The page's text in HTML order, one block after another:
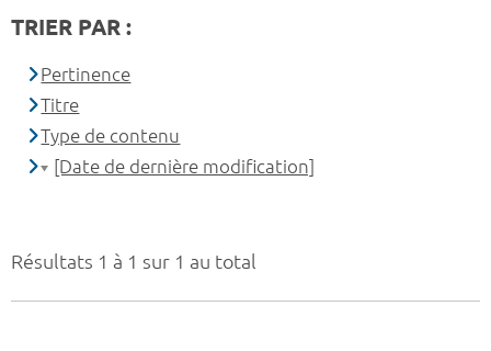
Résultats 1 à 1 sur 1 au total
TRIER PAR :
Pertinence
Titre
Type de contenu
[Date de dernière modification]